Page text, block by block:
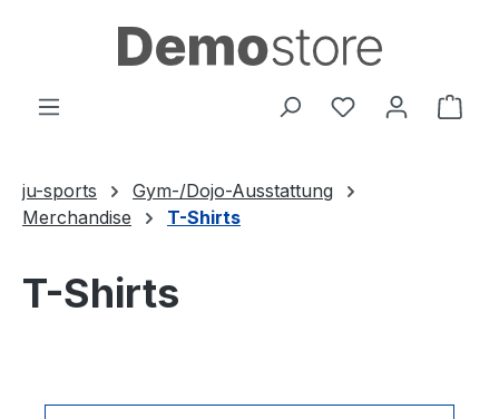
Zum Hauptinhalt springen
Du hast 0
ju-sports
Gym-/Dojo-Ausstattung
Merchandise
T-Shirts
T-Shirts